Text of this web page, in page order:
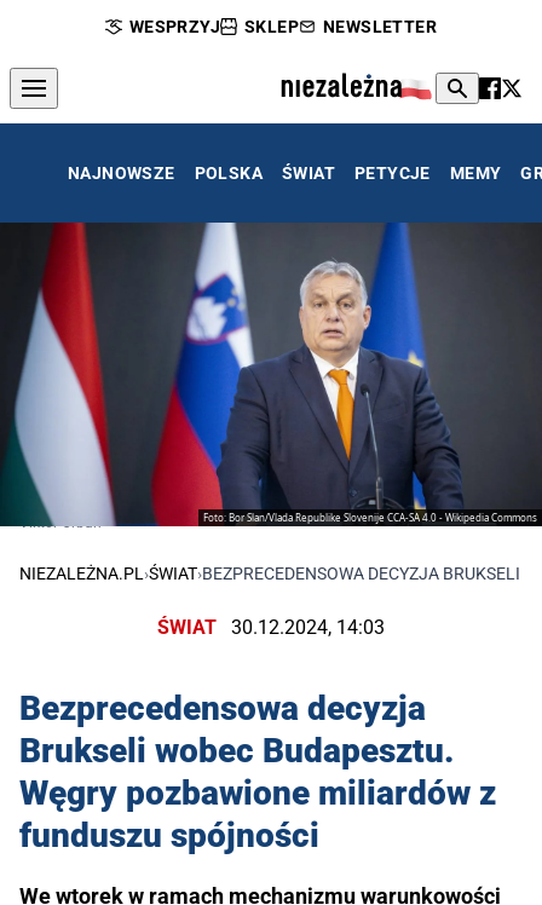
WESPRZYJ SKLEP NEWSLETTER
NAJNOWSZE POLSKA ŚWIAT PETYCJE MEMY
Foto: Bor Slan/Vlada Republike Slovenije CCA-SA 4.0 - Wikipedia Commons
Viktor Orban
NIEZALEŻNA.PL ›ŚWIAT›BEZPRECEDENSOWA DECYZJA BRUKSELI
ŚWIAT 30.12.2024, 14:03
Bezprecedensowa decyzja
Brukseli wobec Budapesztu.
Węgry pozbawione miliardów z
funduszu spójności
We wtorek w ramach mechanizmu warunkowości